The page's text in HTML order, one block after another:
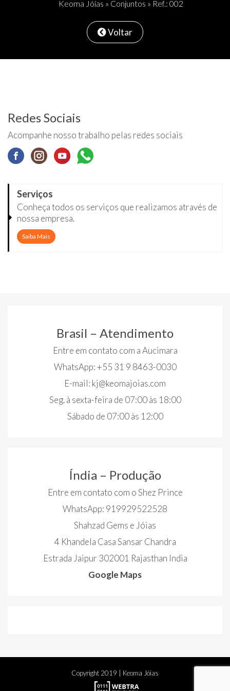
Keoma Jóias » Conjuntos » Ref.: 002
Voltar
Redes Sociais
Acompanhe nosso trabalho pelas redes sociais
Serviços
Conheça todos os serviços que realizamos através de
nossa empresa.
Saiba Mais
Brasil – Atendimento
Entre em contato com a Aucimara
WhatsApp: +55 31 9 8463-0030
E-mail: kj@keomajoias.com
Seg. à sexta-feira de 07:00 às 18:00
Sábado de 07:00 às 12:00
Índia – Produção
Entre em contato com o Shez Prince
WhatsApp: 919929522528
Shahzad Gems e Jóias
4 Khandela Casa Sansar Chandra
Estrada Jaipur 302001 Rajasthan India
Google Maps
Copyright 2019 | Keoma Jóias